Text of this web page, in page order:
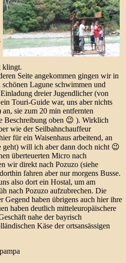
klingt.
Seite angekommen gingen wir in
Lagune schwimmen und
dreier Jugendlicher (von
Touri-Guide war, uns aber nichts
an, sie zum 20 min entfernten
Beschreibung oben 😉 ). Wirklich
wie der Seilbahnchauffeur
für ein Waisenhaus arbeitend, an
geht) will ich aber dann doch nicht 😉
überteuerten Micro nach
wir direkt nach Pozuzo (siehe
fahren aber nur morgens Busse.
also dort ein Hostal, um am
nach Pozuzo aufzubrechen. Die
Gegend haben übrigens auch hier ihre
haben deutlich mitteleuropäischere
nahe der bayrisch
Käse der ortsansässigen